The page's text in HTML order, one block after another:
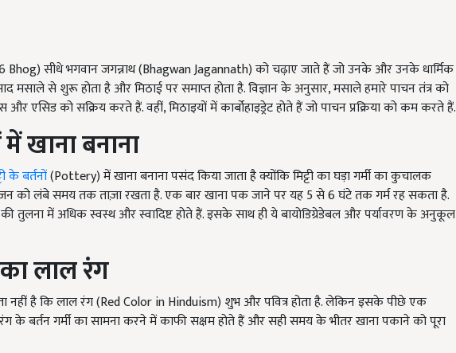
Bhog) सीधे भगवान जगन्नाथ (Bhagwan Jagannath) को चढ़ाए जाते हैं जो उनके और उनके धार्मिक
मसाले से शुरू होता है और मिठाई पर समाप्त होता है. विज्ञान के अनुसार, मसाले हमारे पाचन तंत्र को
एसिड को सक्रिय करते हैं. वहीं, मिठाइयों में कार्बोहाइड्रेट होते हैं जो पाचन प्रक्रिया को कम करते हैं.
में खाना बनाना
के बर्तनों(Pottery) में खाना बनाना पसंद किया जाता है क्योंकि मिट्टी का घड़ा गर्मी का कुचालक
को लंबे समय तक ताज़ा रखता है. एक बार खाना पक जाने पर यह 5 से 6 घंटे तक गर्म रह सकता है.
की तुलना में अधिक स्वस्थ और स्वादिष्ट होते हैं. इसके साथ ही ये बायोडिग्रेडेबल और पर्यावरण के अनुकूल
का लाल रंग
नहीं है कि लाल रंग (Red Color in Hinduism) शुभ और पवित्र होता है. लेकिन इसके पीछे एक
के बर्तन गर्मी का सामना करने में काफी सक्षम होते हैं और सही समय के भीतर खाना पकाने को पूरा